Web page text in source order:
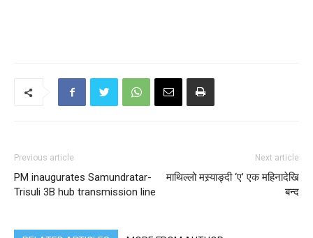
Previous article
PM inaugurates Samundratar-
Trisuli 3B hub transmission line
Next article
माथिल्लो मस्र्याङ्दी ‘ए’ एक महिनादेखि
बन्द